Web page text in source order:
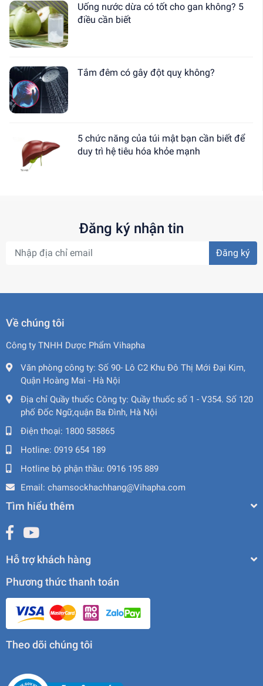
Uống nước dừa có tốt cho gan không? 5
điều cần biết
Tắm đêm có gây đột quỵ không?
5 chức năng của túi mật bạn cần biết để
duy trì hệ tiêu hóa khỏe mạnh
Đăng ký nhận tin
Đăng ký
Về chúng tôi
Công ty TNHH Dược Phẩm Vihapha
Văn phòng công ty: Số 90- Lô C2 Khu Đô Thị Mới Đại Kim,
Quận Hoàng Mai - Hà Nội
Địa chỉ Quầy thuốc Công ty: Quầy thuốc số 1 - V354. Số 120
phố Đốc Ngữ,quận Ba Đình, Hà Nội
Điện thoại: 1800 585865
Hotline: 0919 654 189
Hotline bộ phận thầu: 0916 195 889
Email: chamsockhachhang@Vihapha.com
Tìm hiểu thêm
Hỗ trợ khách hàng
Phương thức thanh toán
Theo dõi chúng tôi